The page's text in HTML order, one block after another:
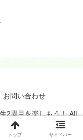
お問い合わせ
2周目を楽しもう！ All
トップ サイドバー